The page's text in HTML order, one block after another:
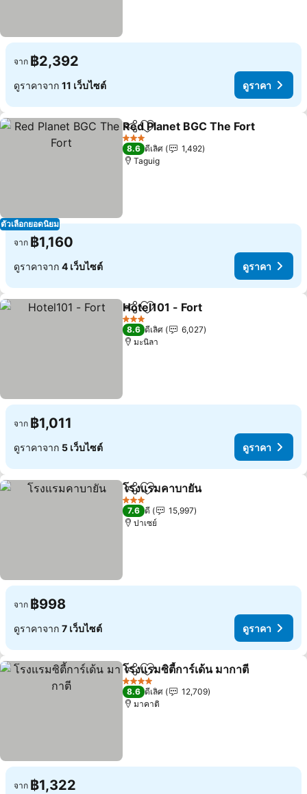
จาก ฿2,392
ดูราคาจาก 11 เว็บไซต์ ดูราคา
ตัวเลือกยอดนิยม
แชร์ เพิ่มในรายการโปรด
Red Planet BGC The Fort
3 ดาว
8.6 ดีเลิศ
1,492
Taguig
จาก ฿1,160
ดูราคาจาก 4 เว็บไซต์ ดูราคา
แชร์ เพิ่มในรายการโปรด
Hotel101 - Fort
3 ดาว
8.6 ดีเลิศ
6,027
มะนิลา
จาก ฿1,011
ดูราคาจาก 5 เว็บไซต์ ดูราคา
แชร์ เพิ่มในรายการโปรด
โรงแรมคาบายัน
3 ดาว
7.6 ดี
15,997
ปาเซย์
จาก ฿998
ดูราคาจาก 7 เว็บไซต์ ดูราคา
แชร์ เพิ่มในรายการโปรด
โรงแรมซิตี้การ์เด้น มากาตี
4 ดาว
8.6 ดีเลิศ
12,709
มาคาติ
จาก ฿1,322